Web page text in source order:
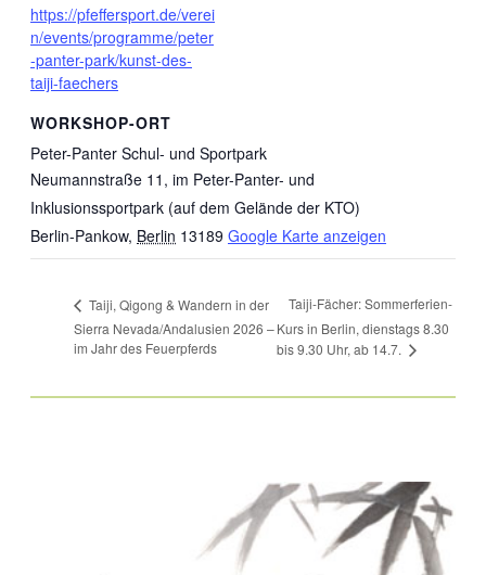
https://pfeffersport.de/verei
n/events/programme/peter
-panter-park/kunst-des-
taiji-faechers
WORKSHOP-ORT
Peter-Panter Schul- und Sportpark
Neumannstraße 11, im Peter-Panter- und
Inklusionssportpark (auf dem Gelände der KTO)
Berlin-Pankow, Berlin 13189 Google Karte anzeigen
Taiji, Qigong & Wandern in der
Sierra Nevada/Andalusien 2026 –
im Jahr des Feuerpferds
Taiji-Fächer: Sommerferien-
Kurs in Berlin, dienstags 8.30
bis 9.30 Uhr, ab 14.7.